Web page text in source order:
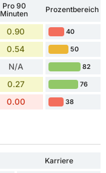
Pro 90
Minuten
Prozentbereich
0.90 40
0.54 50
N/A 82
0.27 76
0.00 38
Karriere